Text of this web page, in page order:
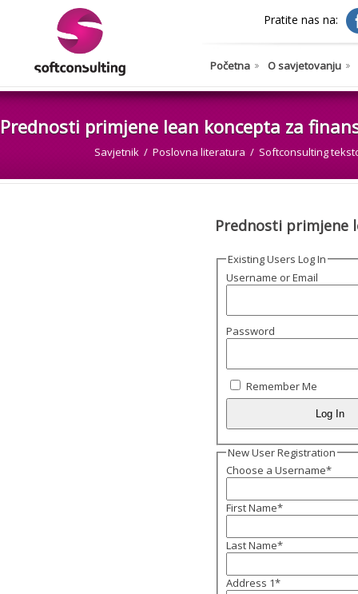
Pratite nas na:
Početna O savjetovanju
Prednosti primjene lean koncepta za
Savjetnik Poslovna literatura Softconsulting
Prednosti primjene
Existing Users Log In
Username or Email
Password
Remember Me
New User Registration
Choose a Username*
First Name*
Last Name*
Address 1*